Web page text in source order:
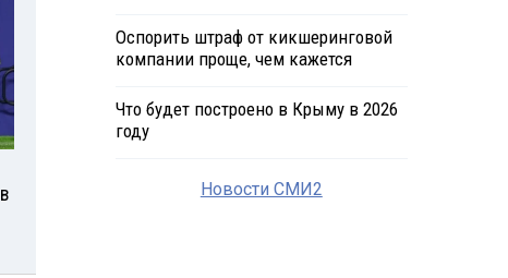
Оспорить штраф от кикшеринговой
компании проще, чем кажется
Что будет построено в Крыму в 2026
году
Новости СМИ2